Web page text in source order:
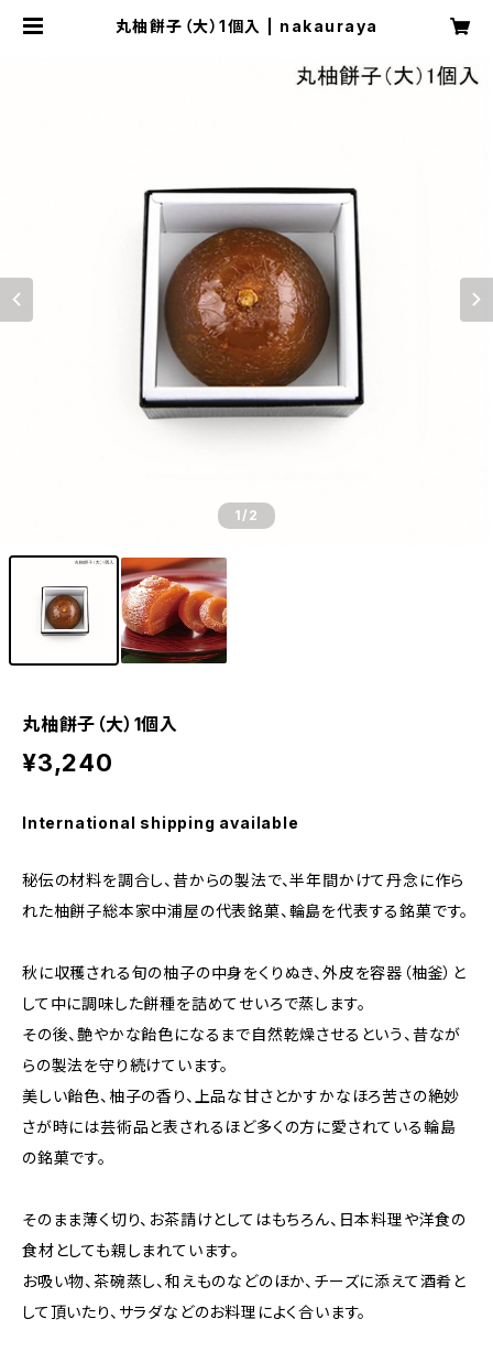
丸柚餅子（大）1個入 | nakauraya
1/2
丸柚餅子（大）1個入
¥3,240
International shipping available
秘伝の材料を調合し、昔からの製法で、半年間かけて丹念に作ら
れた柚餅子総本家中浦屋の代表銘菓、輪島を代表する銘菓です。
秋に収穫される旬の柚子の中身をくりぬき、外皮を容器（柚釜）と
して中に調味した餅種を詰めてせいろで蒸します。
その後、艶やかな飴色になるまで自然乾燥させるという、昔なが
らの製法を守り続けています。
美しい飴色、柚子の香り、上品な甘さとかすかなほろ苦さの絶妙
さが時には芸術品と表されるほど多くの方に愛されている輪島
の銘菓です。
そのまま薄く切り、お茶請けとしてはもちろん、日本料理や洋食の
食材としても親しまれています。
お吸い物、茶碗蒸し、和えものなどのほか、チーズに添えて酒肴と
して頂いたり、サラダなどのお料理によく合います。